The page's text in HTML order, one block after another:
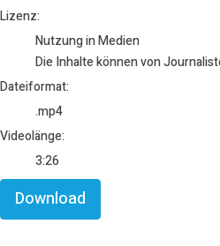
go to media item
Lizenz:
Nutzung in Medien
Die Inhalte können von
Dateiformat:
.mp4
Videolänge:
3:26
Download